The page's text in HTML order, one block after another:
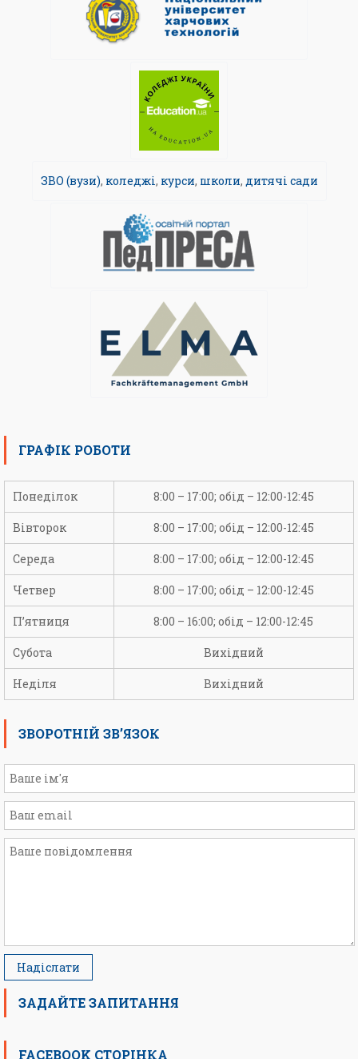
ЗВО (вузи), коледжі, курси, школи, дитячі сади
ГРАФІК РОБОТИ
Понеділок 8:00 – 17:00; обід – 12:00-12:45
Вівторок 8:00 – 17:00; обід – 12:00-12:45
Середа 8:00 – 17:00; обід – 12:00-12:45
Четвер 8:00 – 17:00; обід – 12:00-12:45
П’ятниця 8:00 – 16:00; обід – 12:00-12:45
Субота Вихідний
Неділя Вихідний
ЗВОРОТНІЙ ЗВ’ЯЗОК
ЗАДАЙТЕ ЗАПИТАННЯ
FACEBOOK СТОРІНКА